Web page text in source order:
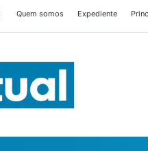
Quem somos Expediente